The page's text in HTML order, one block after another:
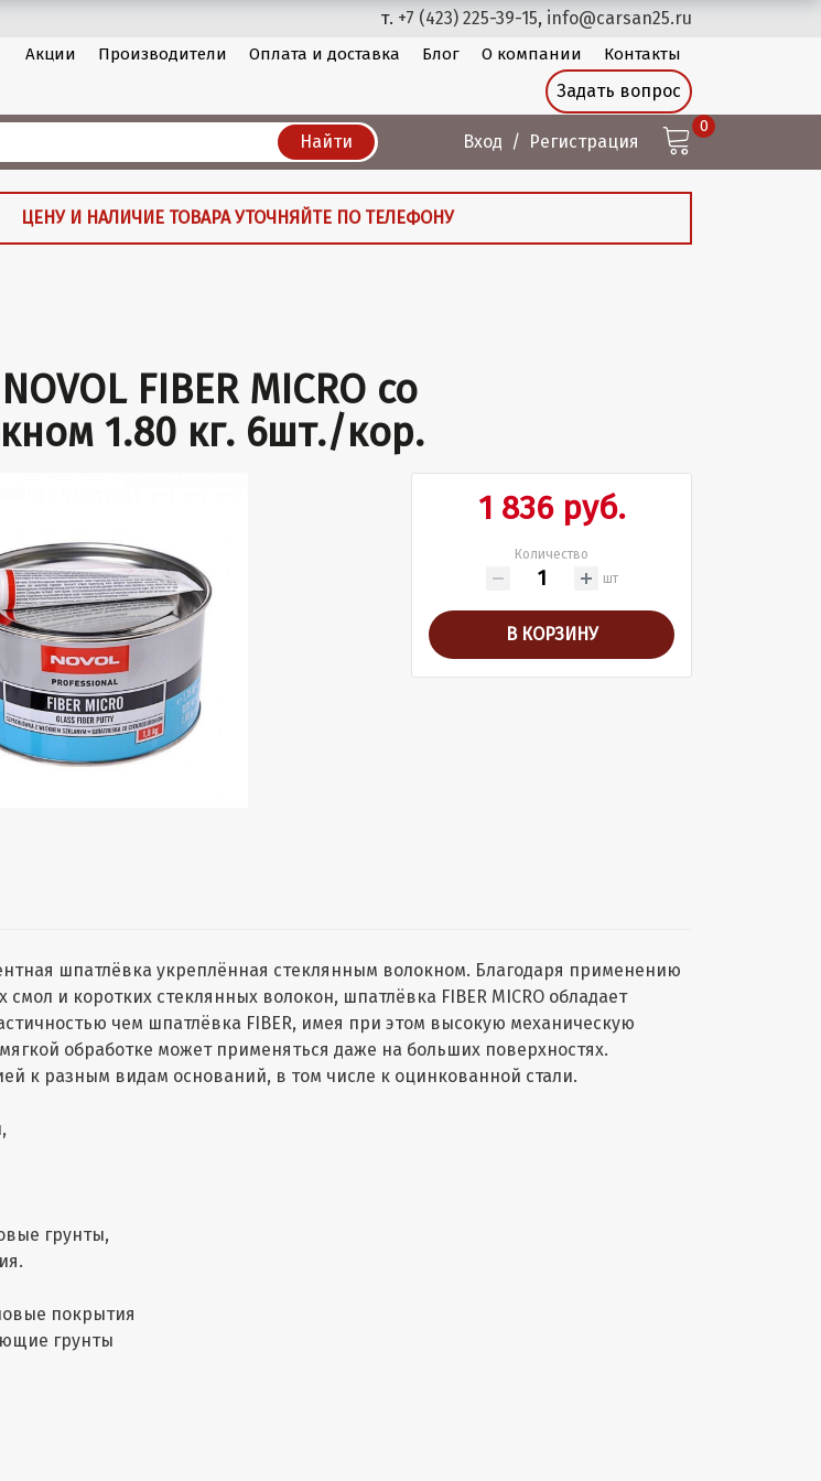
т. +7 (423) 225-39-15, info@carsan25.ru
Акции Производители Оплата и доставка Блог О компании Контакты
Задать вопрос
Найти Вход Регистрация
0
ЦЕНУ И НАЛИЧИЕ ТОВАРА УТОЧНЯЙТЕ ПО ТЕЛЕФОНУ
FIBER MICRO со
1.80 кг. 6шт./кор.
1 836 руб.
Количество
шт
В КОРЗИНУ
шпатлёвка укреплённая стеклянным волокном. Благодаря применению
и коротких стеклянных волокон, шпатлёвка FIBER MICRO обладает
чем шпатлёвка FIBER, имея при этом высокую механическую
обработке может применяться даже на больших поверхностях.
к разным видам оснований, в том числе к оцинкованной стали.
грунты,
покрытия
грунты